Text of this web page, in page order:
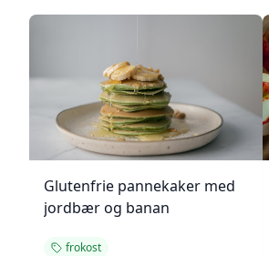
Glutenfrie pannekaker med
jordbær og banan
frokost